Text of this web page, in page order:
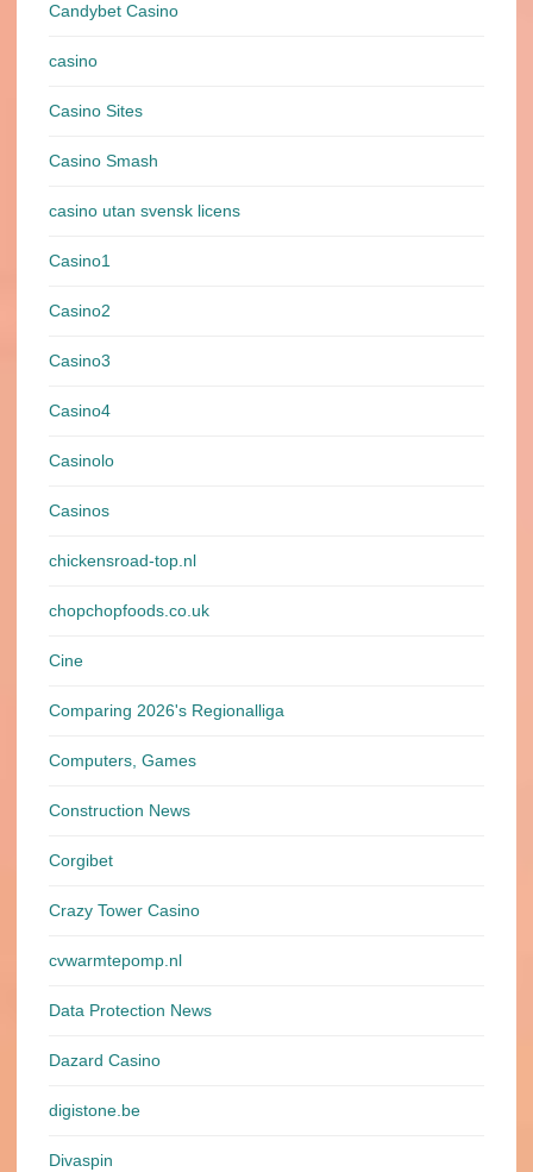
Candybet Casino
casino
Casino Sites
Casino Smash
casino utan svensk licens
Casino1
Casino2
Casino3
Casino4
Casinolo
Casinos
chickensroad-top.nl
chopchopfoods.co.uk
Cine
Comparing 2026's Regionalliga
Computers, Games
Construction News
Corgibet
Crazy Tower Сasino
cvwarmtepomp.nl
Data Protection News
Dazard Casino
digistone.be
Divaspin